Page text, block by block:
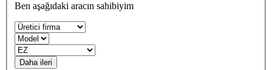
Ben aşağıdaki aracın sahibiyim
Daha ileri